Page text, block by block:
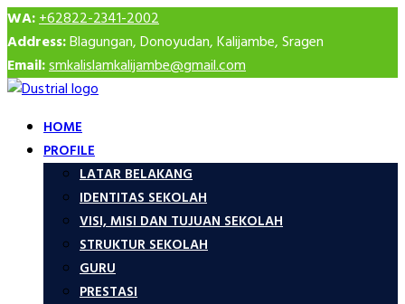
WA:+62822-2341-2002
Address:Blagungan, Donoyudan, Kalijambe, Sragen
Email:smkalislamkalijambe@gmail.com
HOME
PROFILE
LATAR BELAKANG
IDENTITAS SEKOLAH
VISI, MISI DAN TUJUAN SEKOLAH
STRUKTUR SEKOLAH
GURU
PRESTASI